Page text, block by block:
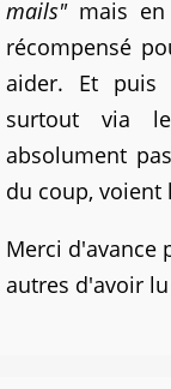
mails" mais
récompensé
aider. Et puis
surtout via
absolument
du coup, voient
Merci d'avance
autres d'avoir